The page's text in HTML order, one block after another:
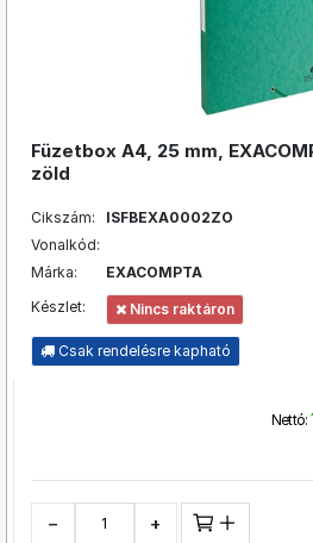
Füzetbox A4, 25 mm,
zöld
Cikszám:
ISFBEXA0002ZO
Vonalkód:
Márka:
EXACOMPTA
Készlet:
Nincs raktáron
Csak rendelésre kapható
Nettó:
− +